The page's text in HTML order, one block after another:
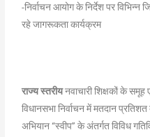
-निर्वाचन आयोग के निर्देश पर
रहे जागरूकता कार्यक्रम
राज्य स्तरीयनवाचारी शिक्षकों के
विधानसभा निर्वाचन में मतदान
अभियान “स्वीप” के अंतर्गत विविध